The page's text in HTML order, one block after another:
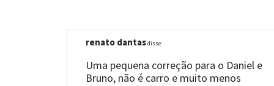
renato dantasdisse:
Uma pequena correção para o Daniel e
Bruno, não é carro e muito menos